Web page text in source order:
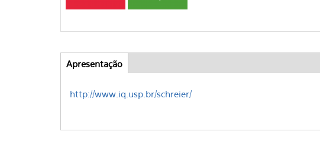
Abas
Apresentação
ativa)
http://www.iq.usp.br/schreier/